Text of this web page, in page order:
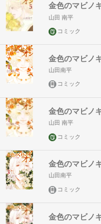
山田 南平
コミック
山田南平
コミック
山田 南平
コミック
山田南平
コミック